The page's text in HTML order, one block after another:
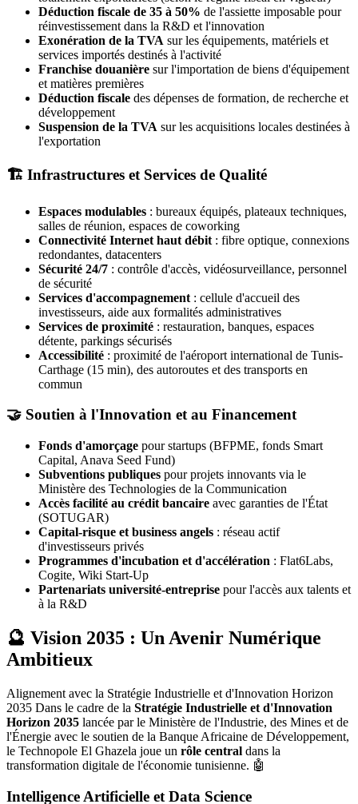
Déduction fiscale de 35 à 50% de l'assiette imposable pour
réinvestissement dans la R&D et l'innovation
Exonération de la TVA sur les équipements, matériels et
services importés destinés à l'activité
Franchise douanière sur l'importation de biens d'équipement
et matières premières
Déduction fiscale des dépenses de formation, de recherche et
développement
Suspension de la TVA sur les acquisitions locales destinées à
l'exportation
🏗️ Infrastructures et Services de Qualité
Espaces modulables : bureaux équipés, plateaux techniques,
salles de réunion, espaces de coworking
Connectivité Internet haut débit : fibre optique, connexions
redondantes, datacenters
Sécurité 24/7 : contrôle d'accès, vidéosurveillance, personnel
de sécurité
Services d'accompagnement : cellule d'accueil des
investisseurs, aide aux formalités administratives
Services de proximité : restauration, banques, espaces
détente, parkings sécurisés
Accessibilité : proximité de l'aéroport international de Tunis-
Carthage (15 min), des autoroutes et des transports en
commun
🤝 Soutien à l'Innovation et au Financement
Fonds d'amorçage pour startups (BFPME, fonds Smart
Capital, Anava Seed Fund)
Subventions publiques pour projets innovants via le
Ministère des Technologies de la Communication
Accès facilité au crédit bancaire avec garanties de l'État
(SOTUGAR)
Capital-risque et business angels : réseau actif
d'investisseurs privés
Programmes d'incubation et d'accélération : Flat6Labs,
Cogite, Wiki Start-Up
Partenariats université-entreprise pour l'accès aux talents et
à la R&D
🔮 Vision 2035 : Un Avenir Numérique
Ambitieux
Alignement avec la Stratégie Industrielle et d'Innovation Horizon
2035 Dans le cadre de la Stratégie Industrielle et d'Innovation
Horizon 2035 lancée par le Ministère de l'Industrie, des Mines et de
l'Énergie avec le soutien de la Banque Africaine de Développement,
le Technopole El Ghazela joue un rôle central dans la
transformation digitale de l'économie tunisienne. 🤖
Intelligence Artificielle et Data Science